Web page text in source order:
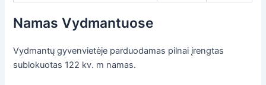
Namas Vydmantuose
Vydmantų gyvenvietėje parduodamas pilnai įrengtas
sublokuotas 122 kv. m namas.